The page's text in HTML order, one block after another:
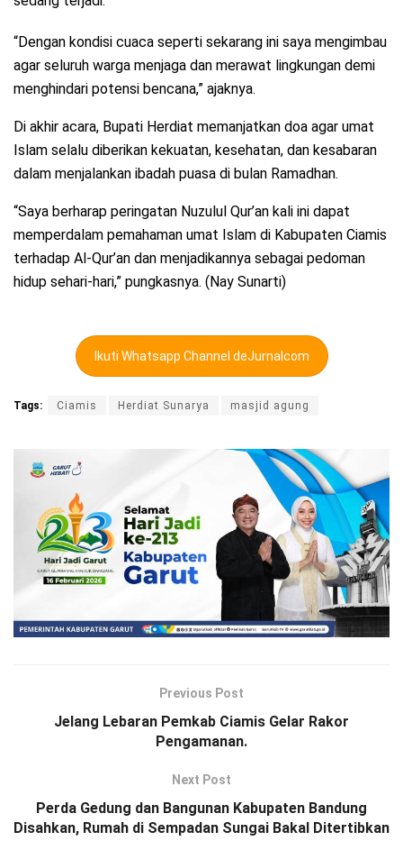
“Dengan kondisi cuaca seperti sekarang ini saya mengimbau
agar seluruh warga menjaga dan merawat lingkungan demi
menghindari potensi bencana,” ajaknya.
Di akhir acara, Bupati Herdiat memanjatkan doa agar umat
Islam selalu diberikan kekuatan, kesehatan, dan kesabaran
dalam menjalankan ibadah puasa di bulan Ramadhan.
“Saya berharap peringatan Nuzulul Qur’an kali ini dapat
memperdalam pemahaman umat Islam di Kabupaten Ciamis
terhadap Al-Qur’an dan menjadikannya sebagai pedoman
hidup sehari-hari,” pungkasnya. (Nay Sunarti)
Ikuti Whatsapp Channel deJurnalcom
Tags: Ciamis Herdiat Sunarya masjid agung
Previous Post
Jelang Lebaran Pemkab Ciamis Gelar Rakor
Pengamanan.
Next Post
Perda Gedung dan Bangunan Kabupaten Bandung
Disahkan, Rumah di Sempadan Sungai Bakal Ditertibkan